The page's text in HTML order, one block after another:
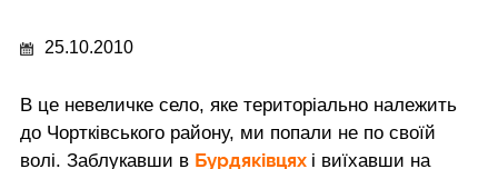
25.10.2010
В це невеличке село, яке територіально належить
до Чортківського району, ми попали не по своїй
волі. Заблукавши в Бурдяківцях і виїхавши на